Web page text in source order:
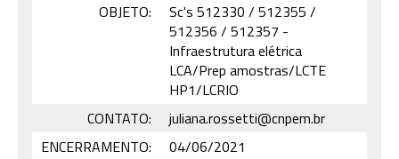
OBJETO:
Sc's 512330 / 512355 /
512356 / 512357 -
Infraestrutura elétrica
LCA/Prep amostras/LCTE
HP1/LCRIO
CONTATO:
juliana.rossetti@cnpem.br
ENCERRAMENTO:
04/06/2021